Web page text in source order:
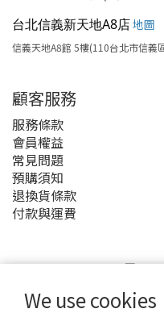
We use cookies
台北信義新天地A8店地圖
信義天地A8館 5樓(110台北市信義
顧客服務
服務條款
會員權益
常見問題
預購須知
退換貨條款
付款與運費